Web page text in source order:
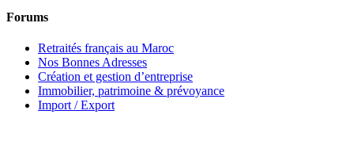
Forums
Retraités français au Maroc
Nos Bonnes Adresses
Création et gestion d’entreprise
Immobilier, patrimoine & prévoyance
Import / Export